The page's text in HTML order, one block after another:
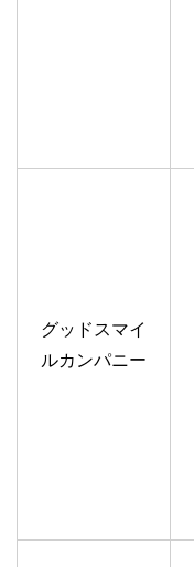
グッドスマイ
ルカンパニー